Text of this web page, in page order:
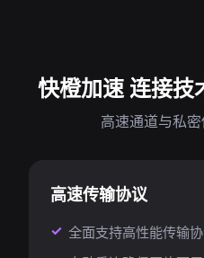
快橙加速 连接技
高速通道与私
高速传输协议
全面支持高性能传输